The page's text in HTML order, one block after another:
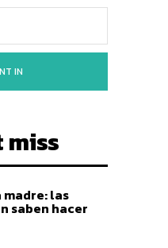
IN
miss
madre: las
saben hacer